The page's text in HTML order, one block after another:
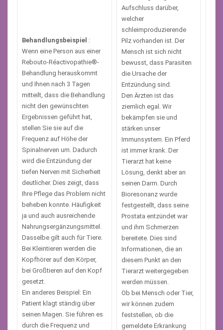
Behandlungsbeispiel :
Wenn eine Person aus einer
Rebouto-Réactivopathie®-
Behandlung herauskommt
und Ihnen nach 3 Tagen
mitteilt, dass die Behandlung
nicht den gewünschten
Ergebnissen geführt hat,
stellen Sie sie auf die
Frequenz auf Höhe der
Spinalnerven um. Dadurch
wird die Entzündung der
tiefen Nerven mit Sicherheit
deutlicher. Dies zeigt, dass
Ihre Pflege das Problem nicht
beheben konnte. Häufigkeit
ja und auch ausreichende
Nahrungsergänzungsmittel.
Dasselbe gilt auch für Tiere.
Bei Kleintieren werden die
Kopfhörer auf den Körper,
bei Großtieren auf den Kopf
gesetzt.
Ein anderes Beispiel: Ein
Patient klagt ständig über
seinen Magen. Sie führen es
durch die Frequenz und
Aufschluss darüber,
welcher
schleimproduzierende
Pilz vorhanden ist. Der
Mensch ist sich nicht
bewusst, dass Parasiten
die Ursache der
Entzündung sind.
Den Ärzten ist das
ziemlich egal. Wir
bekämpfen sie und
stärken unser
Immunsystem. Ein Pferd
ist immer krank. Der
Tierarzt hat keine
Lösung, denkt aber an
seinen Darm. Durch
Bioresonanz wurde
festgestellt, dass seine
Prostata entzündet war
und ihm Schmerzen
bereitete. Dies sind
Informationen, die an
diesem Punkt an den
Tierarzt weitergegeben
werden müssen.
Ob bei Mensch oder Tier,
wir können zudem
feststellen, ob die
gemeldete Erkrankung